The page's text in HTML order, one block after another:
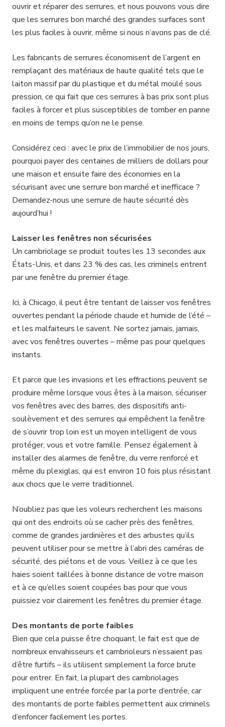
ouvrir et réparer des serrures, et nous pouvons vous dire
que les serrures bon marché des grandes surfaces sont
les plus faciles à ouvrir, même si nous n’avons pas de clé.
Les fabricants de serrures économisent de l’argent en
remplaçant des matériaux de haute qualité tels que le
laiton massif par du plastique et du métal moulé sous
pression, ce qui fait que ces serrures à bas prix sont plus
faciles à forcer et plus susceptibles de tomber en panne
en moins de temps qu’on ne le pense.
Considérez ceci : avec le prix de l’immobilier de nos jours,
pourquoi payer des centaines de milliers de dollars pour
une maison et ensuite faire des économies en la
sécurisant avec une serrure bon marché et inefficace ?
Demandez-nous une serrure de haute sécurité dès
aujourd’hui !
Laisser les fenêtres non sécurisées
Un cambriolage se produit toutes les 13 secondes aux
États-Unis, et dans 23 % des cas, les criminels entrent
par une fenêtre du premier étage.
Ici, à Chicago, il peut être tentant de laisser vos fenêtres
ouvertes pendant la période chaude et humide de l’été –
et les malfaiteurs le savent. Ne sortez jamais, jamais,
avec vos fenêtres ouvertes – même pas pour quelques
instants.
Et parce que les invasions et les effractions peuvent se
produire même lorsque vous êtes à la maison, sécuriser
vos fenêtres avec des barres, des dispositifs anti-
soulèvement et des serrures qui empêchent la fenêtre
de s’ouvrir trop loin est un moyen intelligent de vous
protéger, vous et votre famille. Pensez également à
installer des alarmes de fenêtre, du verre renforcé et
même du plexiglas, qui est environ 10 fois plus résistant
aux chocs que le verre traditionnel.
N’oubliez pas que les voleurs recherchent les maisons
qui ont des endroits où se cacher près des fenêtres,
comme de grandes jardinières et des arbustes qu’ils
peuvent utiliser pour se mettre à l’abri des caméras de
sécurité, des piétons et de vous. Veillez à ce que les
haies soient taillées à bonne distance de votre maison
et à ce qu’elles soient coupées bas pour que vous
puissiez voir clairement les fenêtres du premier étage.
Des montants de porte faibles
Bien que cela puisse être choquant, le fait est que de
nombreux envahisseurs et cambrioleurs n’essaient pas
d’être furtifs – ils utilisent simplement la force brute
pour entrer. En fait, la plupart des cambriolages
impliquent une entrée forcée par la porte d’entrée, car
des montants de porte faibles permettent aux criminels
d’enfoncer facilement les portes.